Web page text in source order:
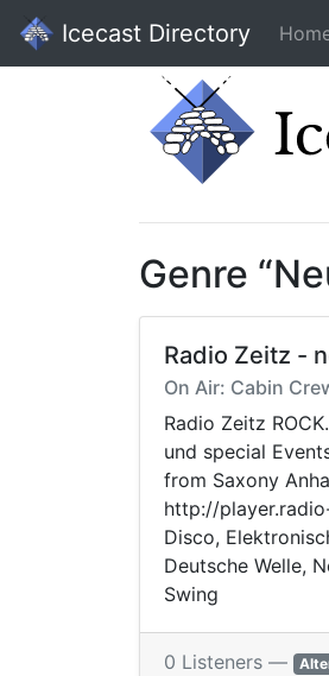
Icecast Directory
Genre
Radio Zeitz -
On Air: Cabin
Radio Zeitz
und special
from Saxony
http://
Disco,
Deutsche Welle,
Swing
0 Listeners —